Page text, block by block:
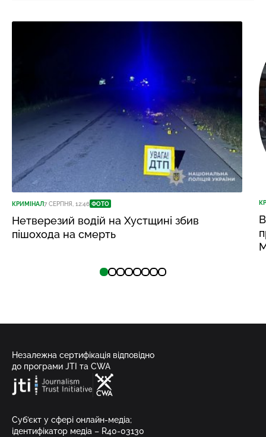
КРИМІНАЛ7 СЕРПНЯ, 12:46 ФОТО
Нетверезий водій на Хустщині збив
пішохода на смерть
Незалежна сертифікація відповідно
до програми JTI та CWA
Суб’єкт у сфері онлайн-медіа;
ідентифікатор медіа – R40-03130